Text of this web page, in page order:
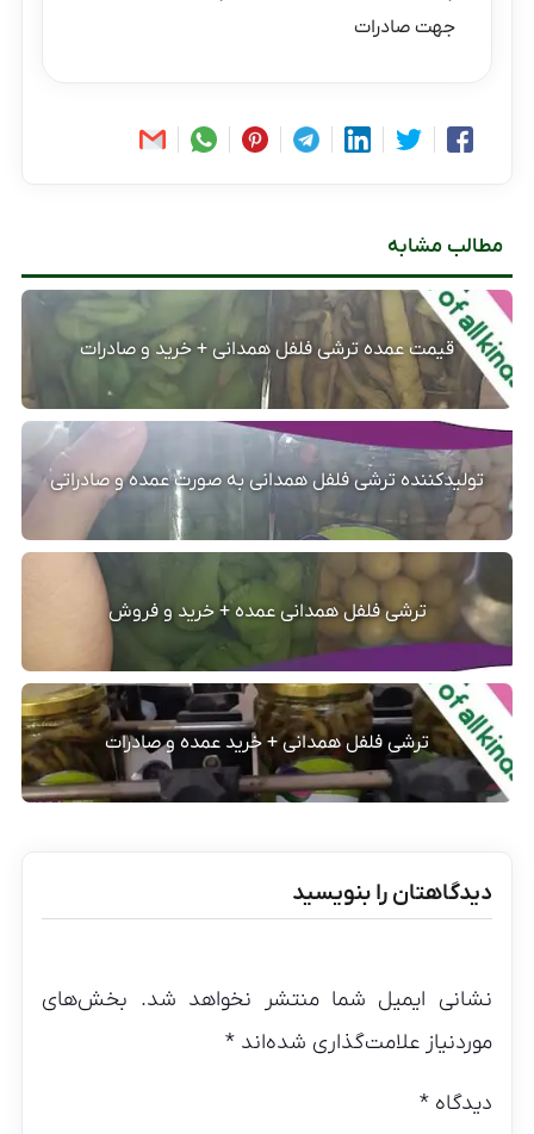
جهت صادرات
مطالب مشابه
قیمت عمده ترشی فلفل همدانی + خرید و صادرات
تولیدکننده ترشی فلفل همدانی به صورت عمده و صادراتی
ترشی فلفل همدانی عمده + خرید و فروش
ترشی فلفل همدانی + خرید عمده و صادرات
دیدگاهتان را بنویسید
نشانی ایمیل شما منتشر نخواهد شد. بخش‌های
موردنیاز علامت‌گذاری شده‌اند*
دیدگاه*